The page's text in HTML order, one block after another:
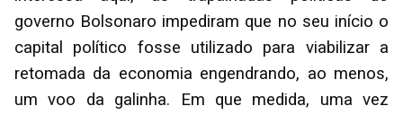
governo Bolsonaro impediram que no seu início o
capital político fosse utilizado para viabilizar a
retomada da economia engendrando, ao menos,
um voo da galinha. Em que medida, uma vez